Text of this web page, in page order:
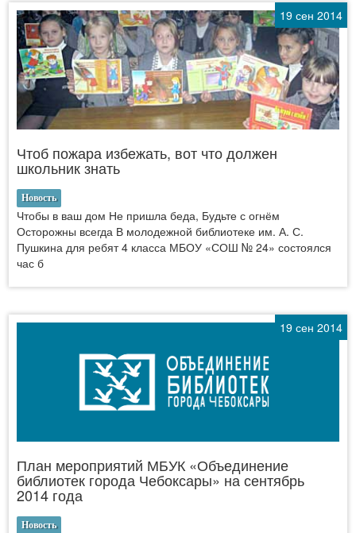
19 сен 2014
Чтоб пожара избежать, вот что должен
школьник знать
Новость
Чтобы в ваш дом Не пришла беда, Будьте с огнём
Осторожны всегда В молодежной библиотеке им. А. С.
Пушкина для ребят 4 класса МБОУ «СОШ № 24» состоялся
час б
19 сен 2014
План мероприятий МБУК «Объединение
библиотек города Чебоксары» на сентябрь
2014 года
Новость